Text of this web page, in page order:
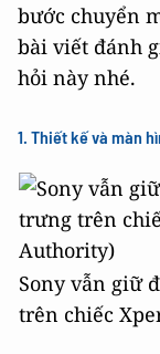
bước chuyển
bài viết đánh
hỏi này nhé.
1. Thiết kế và màn
Sony vẫn giữ
trên chiếc